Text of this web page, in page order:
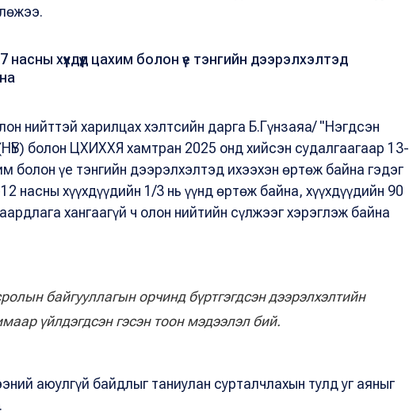
хүүхдүүд цахим болон үе тэнгийн дээрэлхэлтэд
нийттэй харилцах хэлтсийн дарга Б.Гүнзаяа/ "Нэгдсэн
болон ЦХИХХЯ хамтран 2025 онд хийсэн судалгаагаар 13-
болон үе тэнгийн дээрэлхэлтэд ихээхэн өртөж байна гэдэг
насны хүүхдүүдийн 1/3 нь үүнд өртөж байна, хүүхдүүдийн 90
хангаагүй ч олон нийтийн сүлжээг хэрэглэж байна
байгууллагын орчинд бүртгэгдсэн дээрэлхэлтийн
үйлдэгдсэн гэсэн тоон мэдээлэл бий.
аюулгүй байдлыг таниулан сурталчлахын тулд уг аяныг